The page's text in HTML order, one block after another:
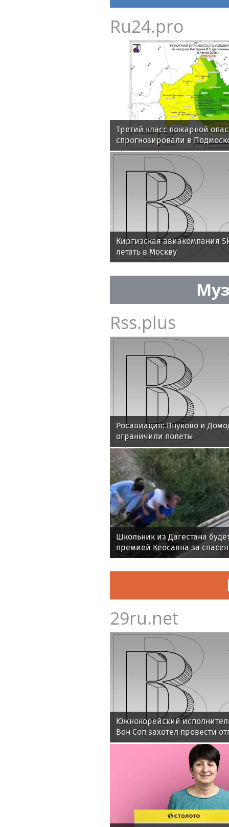
Ru24.pro
Третий класс пожарной
спрогнозировали в
Киргизская авиакомпания
летать в Москву
Rss.plus
Росавиация: Внуково и
ограничили полеты
Школьник из Дагестана
премией Кеосаяна за
29ru.net
Южнокорейский
Вон Соп захотел провести